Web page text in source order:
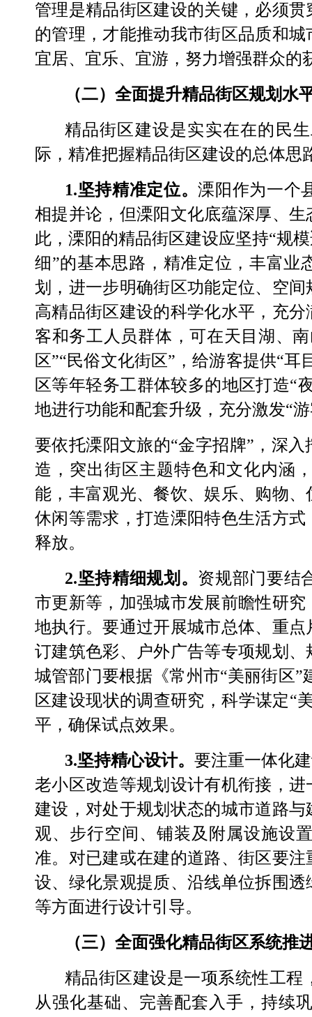
管理是精品街区建设的关键，必须
的管理，才能推动我市街区品质和
宜居、宜乐、宜游，努力增强群众的
（二）全面提升精品街区规划水
精品街区建设是实实在在的民
际，精准把握精品街区建设的总体
1.坚持精准定位。溧阳作为一个
相提并论，但溧阳文化底蕴深厚、
此，溧阳的精品街区建设应坚持“规
细”的基本思路，精准定位，丰富业
划，进一步明确街区功能定位、空
高精品街区建设的科学化水平，充
客和务工人员群体，可在天目湖、
区”“民俗文化街区” ，给游客提供“耳
区等年轻务工群体较多的地区打造“
地进行功能和配套升级，充分激发“
要依托溧阳文旅的“金字招牌” ，深
造，突出街区主题特色和文化内涵
能，丰富观光、餐饮、娱乐、购物
休闲等需求，打造溧阳特色生活方
释放。
2.坚持精细规划。 资规部门要结
市更新等，加强城市发展前瞻性研
地执行。要通过开展城市总体、重
订建筑色彩、户外广告等专项规划、
城管部门要根据 《常州市“美丽街区”
区建设现状的调查研究，科学谋定“
平，确保试点效果。
3.坚持精心设计。要注重一体化
老小区改造等规划设计有机衔接，
建设 ， 对处于规划状态的城市道路
观、步行空间、铺装及附属设施设
准。对已建或在建的道路、街区要
设、绿化景观提质、沿线单位拆围
等方面进行设计引导。
（三）全面强化精品街区系统推
精品街区建设是一项系统性工
从强化基础、完善配套入手，持续